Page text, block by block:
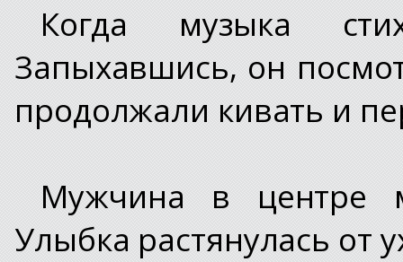
Когда музыка
Запыхавшись, он
продолжали кивать и
Мужчина в центре
Улыбка растянулась от